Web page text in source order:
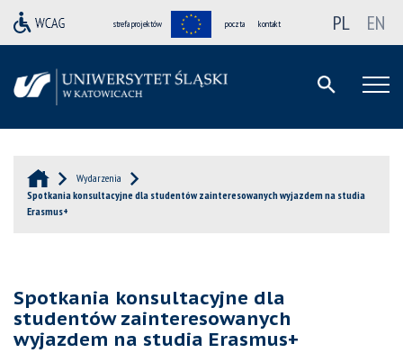
strefa projektów poczta kontakt PL EN
Wydarzenia
Spotkania konsultacyjne dla studentów zainteresowanych wyjazdem na studia
Erasmus+
Spotkania konsultacyjne dla
studentów zainteresowanych
wyjazdem na studia Erasmus+